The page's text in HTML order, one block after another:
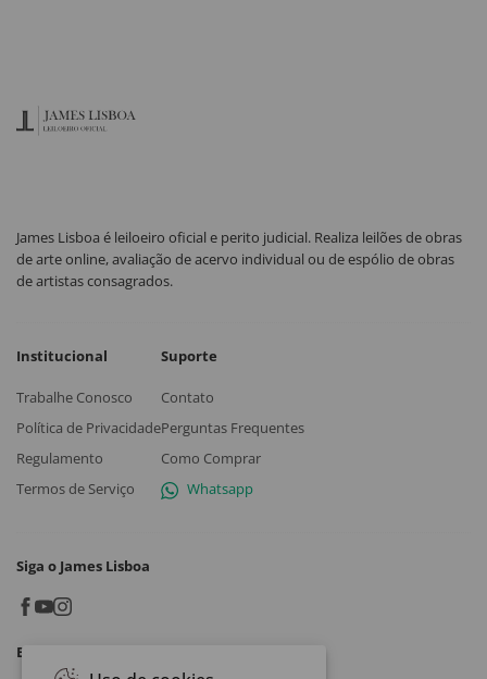
James Lisboa é leiloeiro oficial e perito judicial. Realiza leilões de obras
de arte online, avaliação de acervo individual ou de espólio de obras
de artistas consagrados.
Institucional
Trabalhe Conosco
Política de Privacidade
Regulamento
Termos de Serviço
Suporte
Contato
Perguntas Frequentes
Como Comprar
Whatsapp
Siga o James Lisboa
Baixe o App